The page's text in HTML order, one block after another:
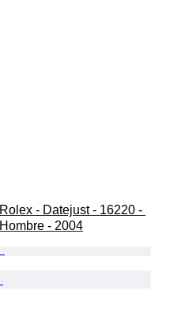
Rolex - Datejust - 16220 -
Hombre - 2004